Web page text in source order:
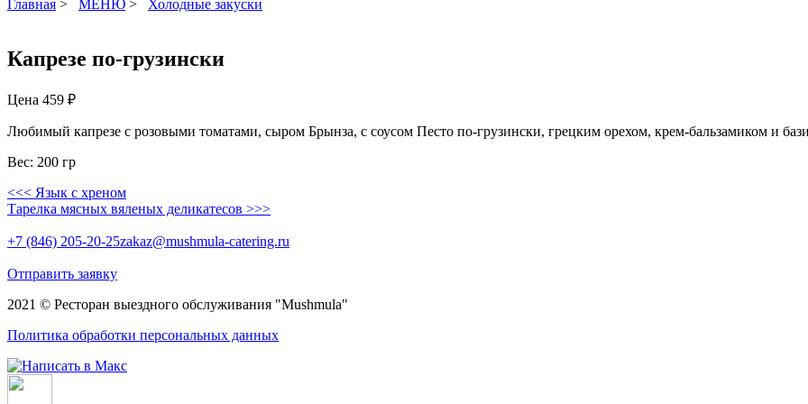
Главная > МЕНЮ > Холодные закуски
Капрезе по-грузински
Цена 459 ₽
Любимый капрезе с розовыми томатами, сыром Брынза, с соусом Песто по-грузински, грецким орехом, крем-бальзамиком и
Вес: 200 гр
<<< Язык с хреном
Тарелка мясных вяленых деликатесов >>>
+7 (846) 205-20-25zakaz@mushmula-catering.ru
Отправить заявку
2021 © Ресторан выездного обслуживания "Mushmula"
Политика обработки персональных данных